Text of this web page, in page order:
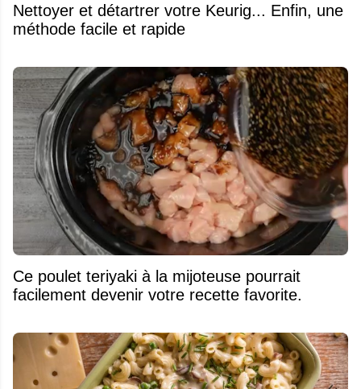
Nettoyer et détartrer votre Keurig... Enfin, une
méthode facile et rapide
Ce poulet teriyaki à la mijoteuse pourrait
facilement devenir votre recette favorite.